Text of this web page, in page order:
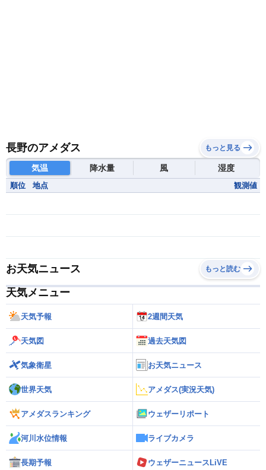
長野のアメダス もっと見る
気温 降水量 風 湿度
順位 地点 観測値
お天気ニュース もっと読む
天気メニュー
天気予報 2週間天気
天気図 過去天気図
気象衛星 お天気ニュース
世界天気 アメダス(実況天気)
アメダスランキング ウェザーリポート
河川水位情報 ライブカメラ
長期予報 ウェザーニュースLiVE